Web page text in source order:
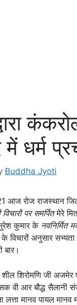
धर्म
Buddha Jyoti
आज रोज राजस्थान
पर समर्पितमेरे
कुमार के नवनिर्मित
के विचारों अनुसार
बार।
शील शिरोमणि जी अजमेर
वी आर बौद्ध सैलानी
मानव पायल मानव